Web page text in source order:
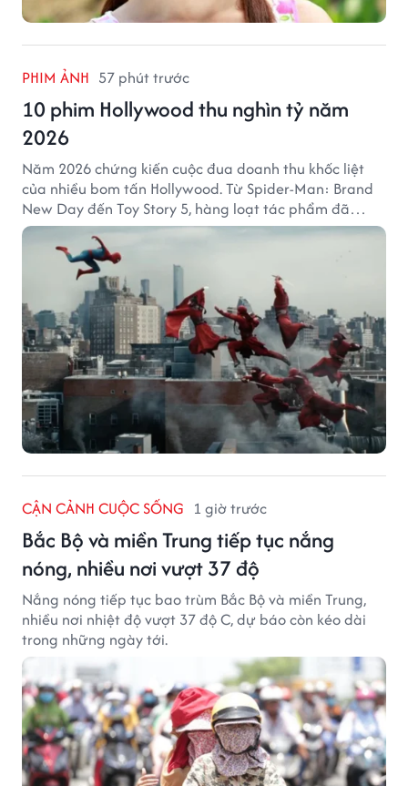
PHIM ẢNH 57 phút trước
10 phim Hollywood thu nghìn tỷ năm
2026
Năm 2026 chứng kiến cuộc đua doanh thu khốc liệt
của nhiều bom tấn Hollywood. Từ Spider-Man: Brand
New Day đến Toy Story 5, hàng loạt tác phẩm đã
mang về hàng chục nghìn tỷ đồng và tạo nên những
cột mốc đáng nhớ tại phòng vé toàn cầu.
CẬN CẢNH CUỘC SỐNG 1 giờ trước
Bắc Bộ và miền Trung tiếp tục nắng
nóng, nhiều nơi vượt 37 độ
Nắng nóng tiếp tục bao trùm Bắc Bộ và miền Trung,
nhiều nơi nhiệt độ vượt 37 độ C, dự báo còn kéo dài
trong những ngày tới.